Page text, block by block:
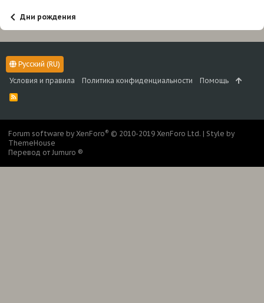
Дни рождения
Русский (RU)
Условия и правила
Политика конфиденциальности Помощь
R
Forum software by XenForo® © 2010-2019 XenForo Ltd. | Style by
ThemeHouse
Перевод от Jumuro ®